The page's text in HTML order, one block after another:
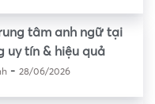
tâm anh ngữ tại
uy tín & hiệu quả
- 28/06/2026